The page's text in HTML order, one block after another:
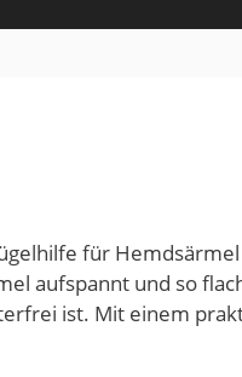
für
aufspannt und so
ist. Mit einem